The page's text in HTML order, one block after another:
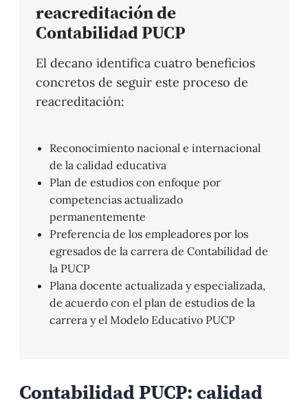
reacreditación de
Contabilidad PUCP
El decano identifica cuatro beneficios
concretos de seguir este proceso de
reacreditación:
Reconocimiento nacional e internacional
de la calidad educativa
Plan de estudios con enfoque por
competencias actualizado
permanentemente
Preferencia de los empleadores por los
egresados de la carrera de Contabilidad de
la PUCP
Plana docente actualizada y especializada,
de acuerdo con el plan de estudios de la
carrera y el Modelo Educativo PUCP
Contabilidad PUCP: calidad